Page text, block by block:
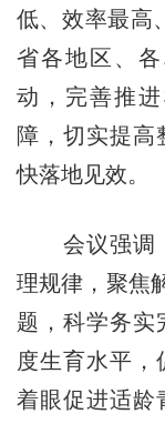
低、效率最高
省各地区、
动，完善推
障，切实提高
快落地见效。
会议强调，
理规律，聚焦
题，科学务实
度生育水平，
着眼促进适龄